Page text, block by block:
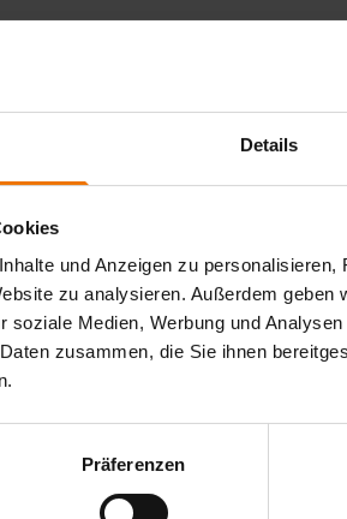
Details
und Anzeigen zu
zu analysieren. Außerdem
soziale Medien, Werbung und
zusammen, die Sie ihnen
Präferenzen
die Deutsche Akkreditierungsstelle
Bandbreite unterschiedlichster
Vorteil auf dem Markt: